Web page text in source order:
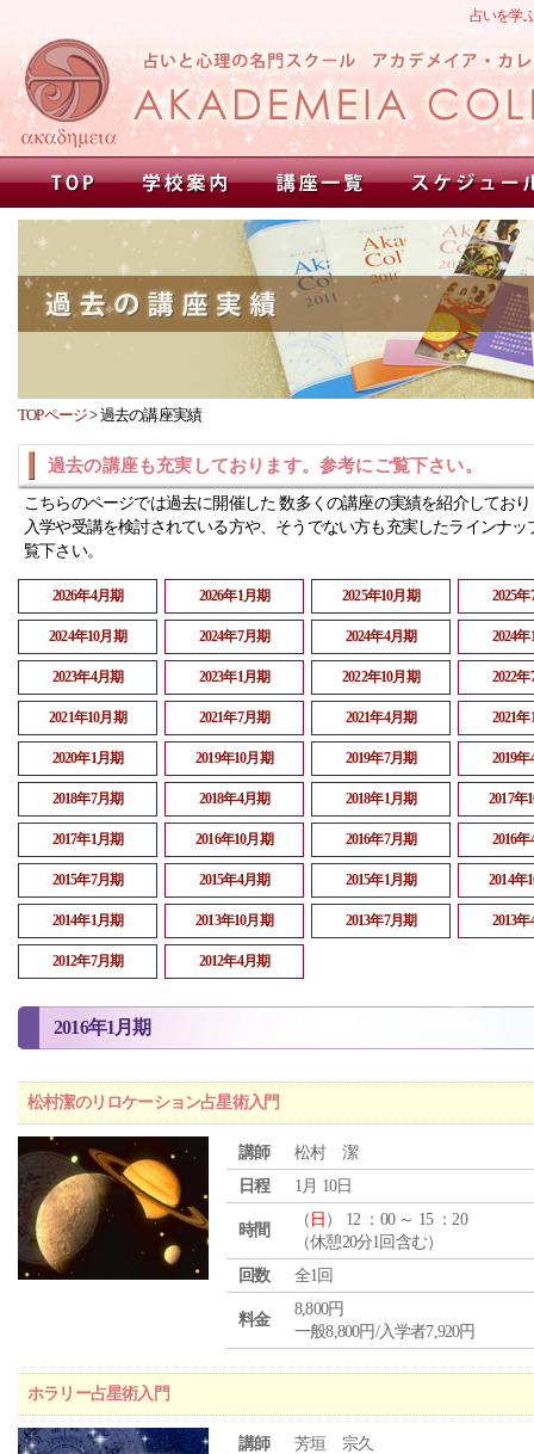
占いを学
TOPページ>過去の講座実績
過去の講座も充実しております。参考にご覧下さい。
こちらのページでは過去に開催した 数多くの講座の実績を紹介してお
入学や受講を検討されている方や、そうでない方も充実したラインナッ
覧下さい。
2026年4月期 2026年1月期 2025年10月期 2025
2024年10月期 2024年7月期 2024年4月期 2024
2023年4月期 2023年1月期 2022年10月期 2022
2021年10月期 2021年7月期 2021年4月期 2021
2020年1月期 2019年10月期 2019年7月期 2019
2018年7月期 2018年4月期 2018年1月期 2017年
2017年1月期 2016年10月期 2016年7月期 2016
2015年7月期 2015年4月期 2015年1月期 2014年
2014年1月期 2013年10月期 2013年7月期 2013
2012年7月期 2012年4月期
2016年1月期
松村潔のリロケーション占星術入門
講師
松村 潔
日程
1月 10日
時間
（ 日 ） 12 ：00 ～ 15 ：20
（休憩20分1回含む）
回数
全1回
料金
8,800円
一般8,800円/入学者7,920円
ホラリー占星術入門
講師 芳垣 宗久